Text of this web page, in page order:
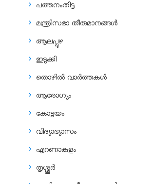
പത്തനംതിട്ട
മന്ത്രിസഭാ തീരുമാനങ്ങൾ
ആലപ്പുഴ
ഇടുക്കി
തൊഴിൽ വാർത്തകൾ
ആരോഗ്യം
കോട്ടയം
വിദ്യാഭ്യാസം
എറണാകുളം
തൃശ്ശൂർ